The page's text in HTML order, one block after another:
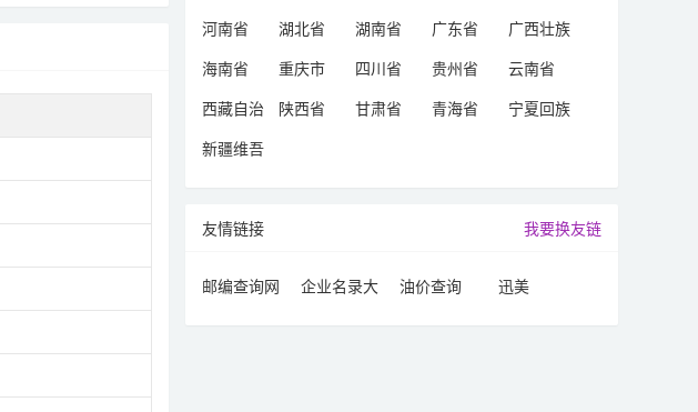
河南省
湖北省 湖南省 广东省
广西壮族
自治区
海南省 重庆市 四川省 贵州省
云南省
西藏自治
区
陕西省 甘肃省 青海省
宁夏回族
新疆维吾
友情链接 我要换友链
邮编查询网
企业名录大
油价查询 迅美